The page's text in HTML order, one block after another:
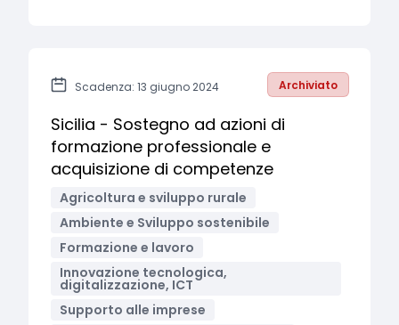
Scadenza: 13 giugno 2024 Archiviato
Sicilia - Sostegno ad azioni di
formazione professionale e
acquisizione di competenze
Agricoltura e sviluppo rurale
Ambiente e Sviluppo sostenibile
Formazione e lavoro
Innovazione tecnologica,
digitalizzazione, ICT
Supporto alle imprese